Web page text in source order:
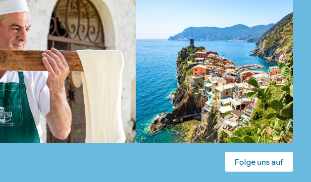
Folge uns auf